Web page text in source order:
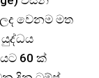
ලද වෙනම මත
60 ක්